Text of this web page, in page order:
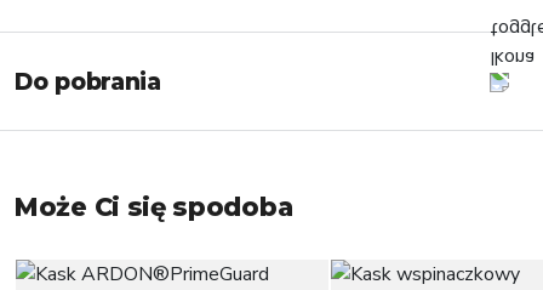
Do pobrania
Może Ci się spodoba